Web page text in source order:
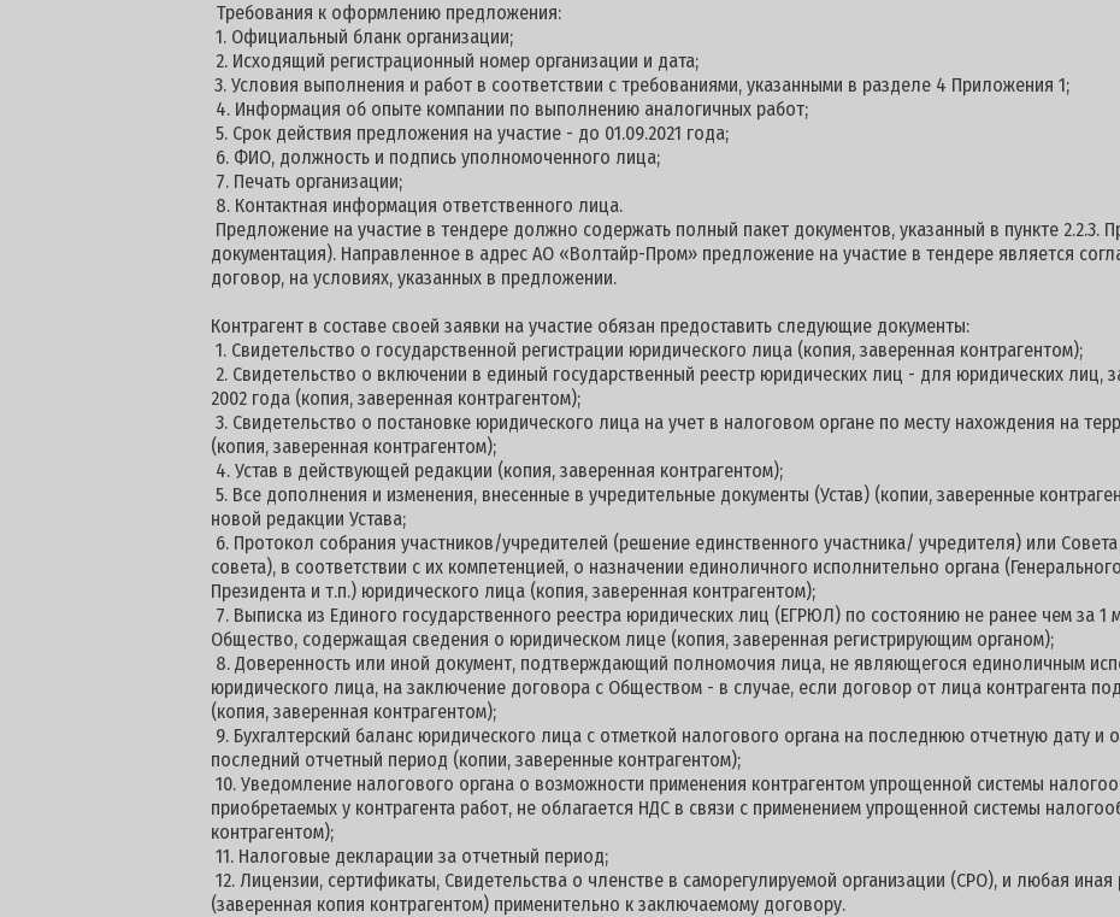
Требования к оформлению предложения:
1. Официальный бланк организации;
2. Исходящий регистрационный номер организации и дата;
3. Условия выполнения и работ в соответствии с требованиями, указанными в разделе 4 Приложения 1;
4. Информация об опыте компании по выполнению аналогичных работ;
5. Срок действия предложения на участие - до 01.09.2021 года;
6. ФИО, должность и подпись уполномоченного лица;
7. Печать организации;
8. Контактная информация ответственного лица.
Предложение на участие в тендере должно содержать полный пакет документов, указанный в пункте 2.2.3.
документация). Направленное в адрес АО «Волтайр-Пром» предложение на участие в тендере является
договор, на условиях, указанных в предложении.
Контрагент в составе своей заявки на участие обязан предоставить следующие документы:
1. Свидетельство о государственной регистрации юридического лица (копия, заверенная контрагентом);
2. Свидетельство о включении в единый государственный реестр юридических лиц - для юридических лиц,
2002 года (копия, заверенная контрагентом);
3. Свидетельство о постановке юридического лица на учет в налоговом органе по месту нахождения на
(копия, заверенная контрагентом);
4. Устав в действующей редакции (копия, заверенная контрагентом);
5. Все дополнения и изменения, внесенные в учредительные документы (Устав) (копии, заверенные
новой редакции Устава;
6. Протокол собрания участников/учредителей (решение единственного участника/ учредителя) или
совета), в соответствии с их компетенцией, о назначении единоличного исполнительно органа
Президента и т.п.) юридического лица (копия, заверенная контрагентом);
7. Выписка из Единого государственного реестра юридических лиц (ЕГРЮЛ) по состоянию не ранее чем за 1
Общество, содержащая сведения о юридическом лице (копия, заверенная регистрирующим органом);
8. Доверенность или иной документ, подтверждающий полномочия лица, не являющегося единоличным
юридического лица, на заключение договора с Обществом - в случае, если договор от лица контрагента
(копия, заверенная контрагентом);
9. Бухгалтерский баланс юридического лица с отметкой налогового органа на последнюю отчетную дату и
последний отчетный период (копии, заверенные контрагентом);
10. Уведомление налогового органа о возможности применения контрагентом упрощенной системы
приобретаемых у контрагента работ, не облагается НДС в связи с применением упрощенной системы
контрагентом);
11. Налоговые декларации за отчетный период;
12. Лицензии, сертификаты, Свидетельства о членстве в саморегулируемой организации (СРО), и любая
(заверенная копия контрагентом) применительно к заключаемому договору.